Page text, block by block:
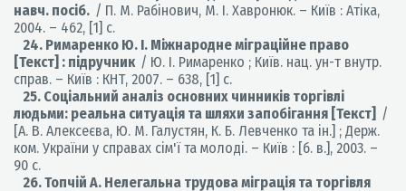
навч. посіб. / П. М. Рабінович, М. І. Хавронюк. – Київ : Атіка,
2004. – 462, [1] с.
24. Римаренко Ю. І. Міжнародне міграційне право
[Текст] : підручник / Ю. І. Римаренко ; Київ. нац. ун-т внутр.
справ. – Київ : КНТ, 2007. – 638, [1] с.
25. Соціальний аналіз основних чинників торгівлі
людьми: реальна ситуація та шляхи запобігання [Текст] /
[А. В. Алексеєва, Ю. М. Галустян, К. Б. Левченко та ін.] ; Держ.
ком. України у справах сім'ї та молоді. – Київ : [б. в.], 2003. –
90 с.
26. Топчій А. Нелегальна трудова міграція та торгівля